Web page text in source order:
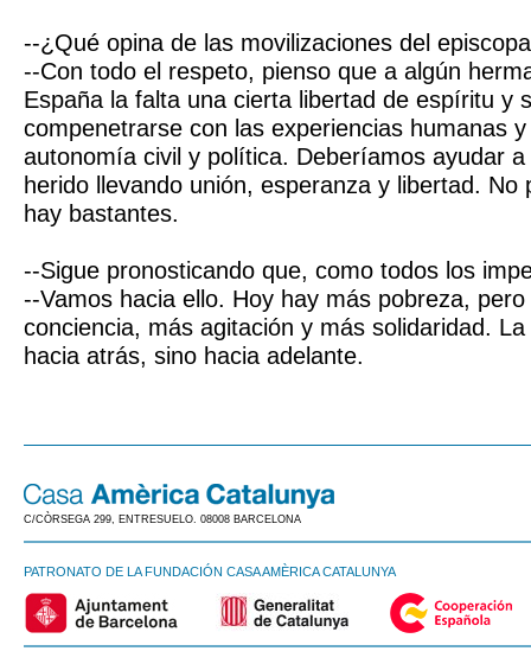
--¿Qué opina de las movilizaciones del
--Con todo el respeto, pienso que a algún
España la falta una cierta libertad de espíritu y
compenetrarse con las experiencias humanas
autonomía civil y política. Deberíamos ayudar
herido llevando unión, esperanza y libertad. No
hay bastantes.
--Sigue pronosticando que, como todos los
--Vamos hacia ello. Hoy hay más pobreza,
conciencia, más agitación y más solidaridad.
hacia atrás, sino hacia adelante.
C/CÒRSEGA 299, ENTRESUELO. 08008 BARCELONA
PATRONATO DE LA FUNDACIÓN CASA AMÈRICA CATALUNYA